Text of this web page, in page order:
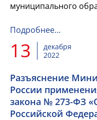
муниципального
финансового
выборов.
Подробнее…
13
декабря
2022
Разъяснение
России
закона № 273-ФЗ
Российской